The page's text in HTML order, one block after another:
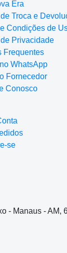
Era
Troca e
Condições de
Privacidade
Frequentes
WhatsApp
Fornecedor
Conosco
se
- Manaus - AM,